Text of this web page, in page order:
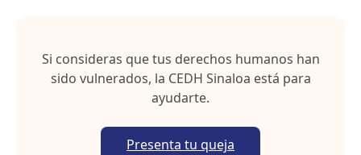
Si consideras que tus derechos humanos han
sido vulnerados, la CEDH Sinaloa está para
ayudarte.
Presenta tu queja